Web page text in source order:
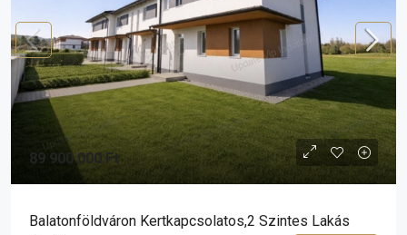
89 900 000 Ft
Balatonföldváron Kertkapcsolatos,2 Szintes Lakás